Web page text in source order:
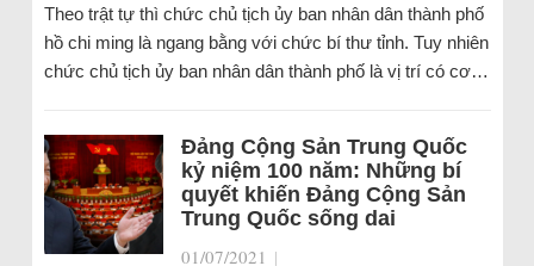
Theo trật tự thì chức chủ tịch ủy ban nhân dân thành phố
hồ chi ming là ngang bằng với chức bí thư tỉnh. Tuy nhiên
chức chủ tịch ủy ban nhân dân thành phố là vị trí có cơ…
Đảng Cộng Sản Trung Quốc
kỷ niệm 100 năm: Những bí
quyết khiến Đảng Cộng Sản
Trung Quốc sống dai
01/07/2021 |